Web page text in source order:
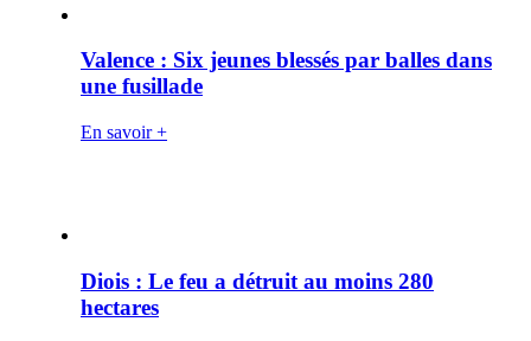
Valence : Six jeunes blessés par balles dans
une fusillade
En savoir +
Diois : Le feu a détruit au moins 280
hectares